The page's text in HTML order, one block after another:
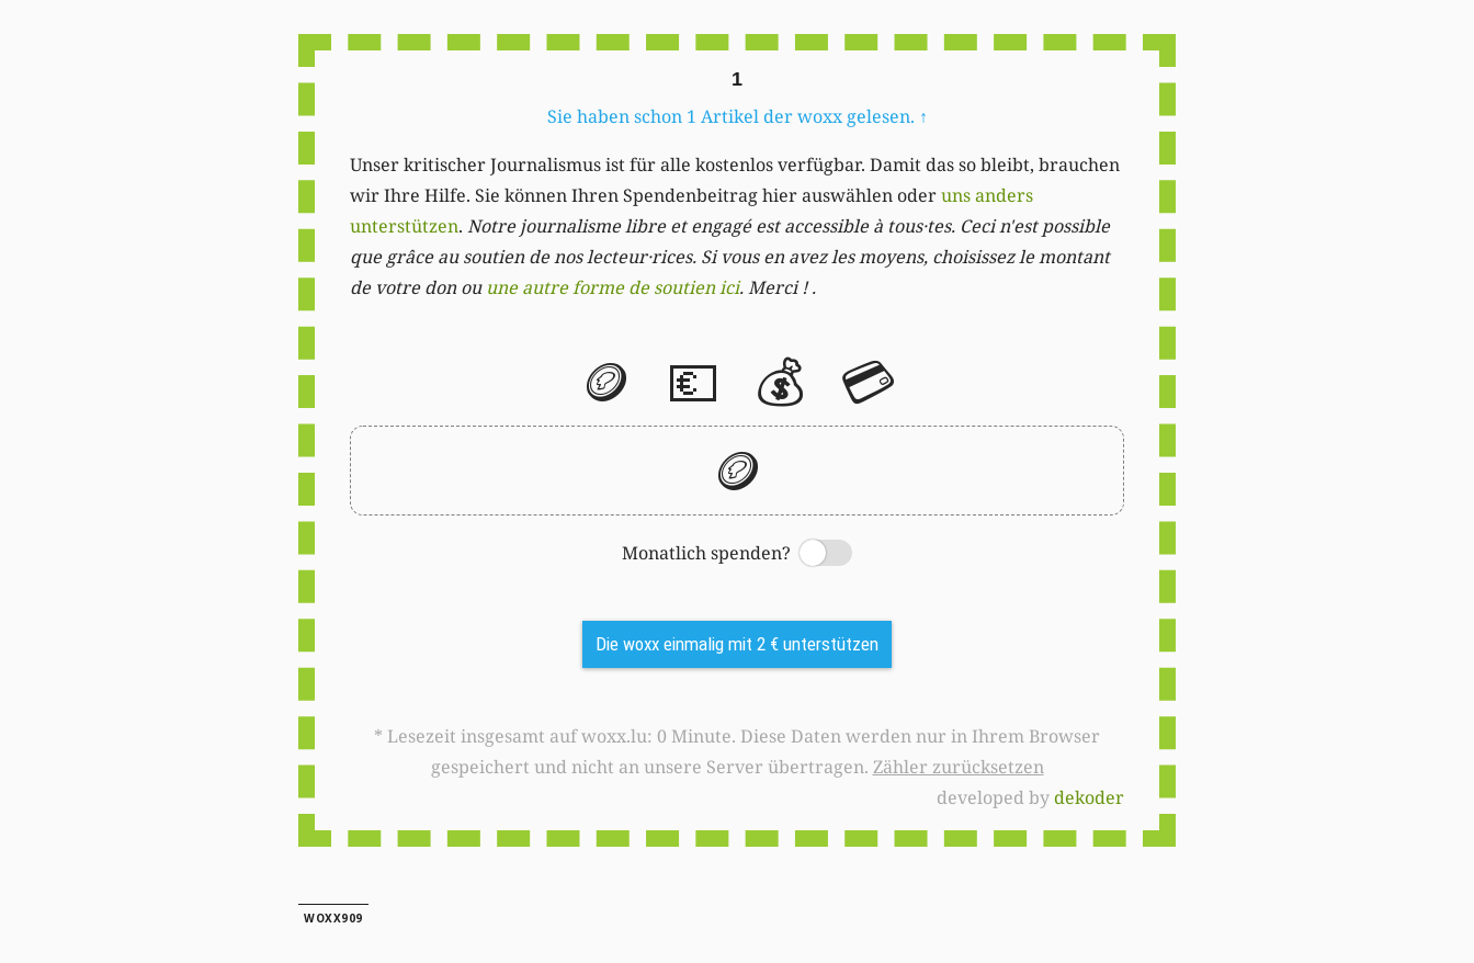
1
Sie haben schon 1 Artikel der woxx gelesen. ↑
Unser kritischer Journalismus ist für alle kostenlos verfügbar. Damit das so bleibt, brauchen
wir Ihre Hilfe. Sie können Ihren Spendenbeitrag hier auswählen oderuns anders
unterstützen. Notre journalisme libre et engagé est accessible à tous·tes. Ceci n'est possible
que grâce au soutien de nos lecteur·rices. Si vous en avez les moyens, choisissez le montant
de votre don ou une autre forme de soutien ici. Merci ! .
🪙 💶 💰 💳
🪙
Monatlich spenden?
Switch
Die woxx einmalig mit 2 € unterstützen
* Lesezeit insgesamt auf woxx.lu: 0 Minute. Diese Daten werden nur in Ihrem Browser
gespeichert und nicht an unsere Server übertragen. Zähler zurücksetzen
developed bydekoder
WOXX909